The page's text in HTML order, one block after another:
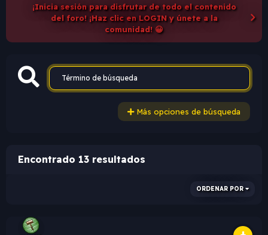
¡Inicia sesión para disfrutar de todo el contenido
del foro! ¡Haz clic en LOGIN y únete a la
comunidad! 😀
Más opciones de búsqueda
Encontrado 13 resultados
ORDENAR POR